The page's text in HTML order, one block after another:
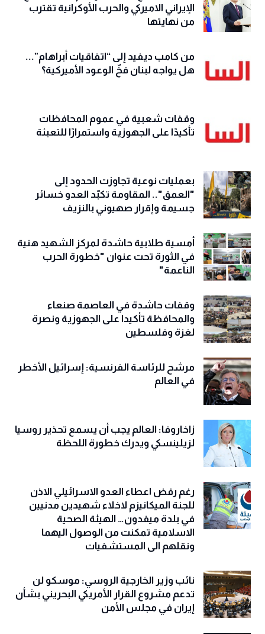
الإيراني الاميركي والحرب الأوكرانية تقترب
من نهايتها
من كامب ديفيد إلى “اتفاقيات أبراهام”...
هل يواجه لبنان فخّ الوعود الأميركية؟
وقفات شعبية في عموم المحافظات
تأكيدًا على الجهوزية واستمرارًا للتعبئة
بعمليات نوعية تجاوزت الحدود إلى
"العمق".. المقاومة تكبّد العدو خسائر
جسيمة وإقرار صهيوني بالنزيف
أمسية طلابية حاشدة لمركز الشهيد هنية
في الثورة تحت عنوان "خطورة الحرب
الناعمة"
وقفات حاشدة في العاصمة صنعاء
والمحافظة تأكيدا على الجهوزية ونصرة
لغزة وفلسطين
مرشح للرئاسة الفرنسية: إسرائيل الأخطر
في العالم
زاخاروفا: العالم يجب أن يسمع تحذير روسيا
لزيلينسكي ويدرك خطورة اللحظة
رغم رفض اعطاء العدو الاسرائيلي الاذن
للجنة الميكانيزم لاخلاء شهيدين مدنيين
في بلدة ميفدون… الهيئة الصحية
الاسلامية تمكنت من الوصول اليهما
ونقلهم الى المستشفيات
نائب وزير الخارجية الروسي: موسكو لن
تدعم مشروع القرار الأمريكي البحريني بشأن
إيران في مجلس الأمن